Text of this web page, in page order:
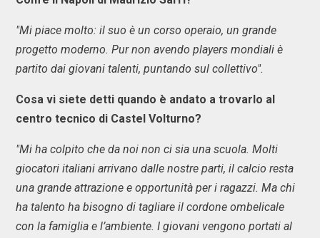
"Mi piace molto: il suo è un corso operaio, un grande
progetto moderno. Pur non avendo players mondiali è
partito dai giovani talenti, puntando sul collettivo".
Cosa vi siete detti quando è andato a trovarlo al
centro tecnico di Castel Volturno?
"Mi ha colpito che da noi non ci sia una scuola. Molti
giocatori italiani arrivano dalle nostre parti, il calcio resta
una grande attrazione e opportunità per i ragazzi. Ma chi
ha talento ha bisogno di tagliare il cordone ombelicale
con la famiglia e l’ambiente. I giovani vengono portati al